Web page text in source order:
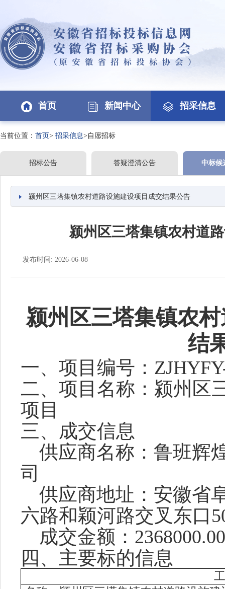
首页 新闻中心 招采信息
当前位置： 首页> 招采信息>自愿招标
招标公告 答疑澄清公告 中标候
颍州区三塔集镇农村道路设施建设项目成交结果公告
颍州区三塔集镇农村道
发布时间: 2026-06-08
颍州区三塔集镇农
结
一、项目编号：
二、项目名称： 颍州区
项目
三、成交信息
供应商名称：鲁班辉
司
供应商地址：安徽省
六路和颖河路交叉东口
成交金额：
四、主要标的信息